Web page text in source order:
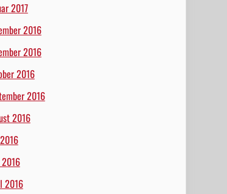
2017
2016
2016
2016
2016
2016
2016